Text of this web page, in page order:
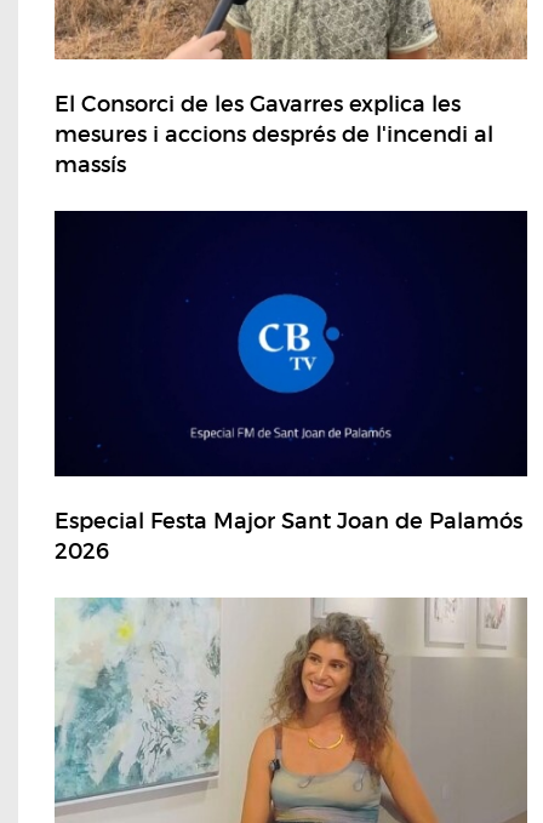
El Consorci de les Gavarres explica les
mesures i accions després de l'incendi al
massís
Especial Festa Major Sant Joan de Palamós
2026